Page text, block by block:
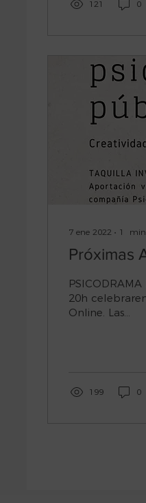
121 0
7 ene 2022 ∙ 1 min
Próximas
PSICODRAMA PÚBLICO
20h
Online. Las...
199 0